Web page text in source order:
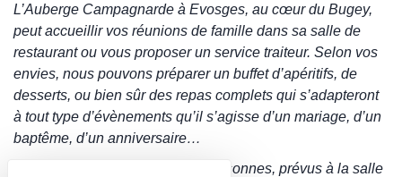
L’Auberge Campagnarde à Evosges, au cœur du Bugey,
peut accueillir vos réunions de famille dans sa salle de
restaurant ou vous proposer un service traiteur. Selon vos
envies, nous pouvons préparer un buffet d’apéritifs, de
desserts, ou bien sûr des repas complets qui s’adapteront
à tout type d’évènements qu’il s’agisse d’un mariage, d’un
baptême, d’un anniversaire…
Pour les repas à partir de 100 personnes, prévus à la salle